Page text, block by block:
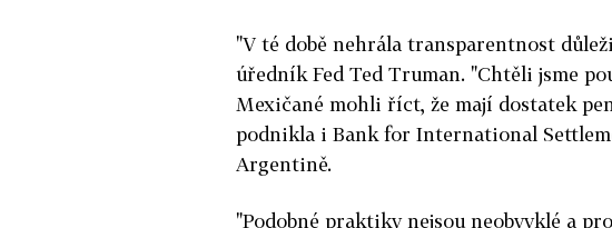
"V té době nehrála transparentnost
úředník Fed Ted Truman. "Chtěli jsme
Mexičané mohli říct, že mají dostatek
podnikla i Bank for International
Argentině.
"Podobné praktiky nejsou neobvyklé a